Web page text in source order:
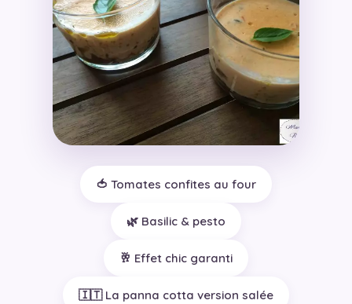
🍅 Tomates confites au four
🌿 Basilic & pesto
🥂 Effet chic garanti
🇮🇹 La panna cotta version salée